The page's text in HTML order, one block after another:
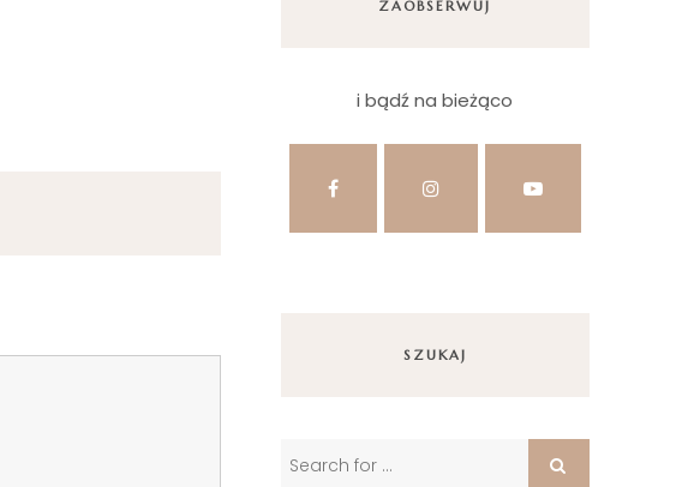
ZAOBSERWUJ
i bądź na bieżąco
SZUKAJ